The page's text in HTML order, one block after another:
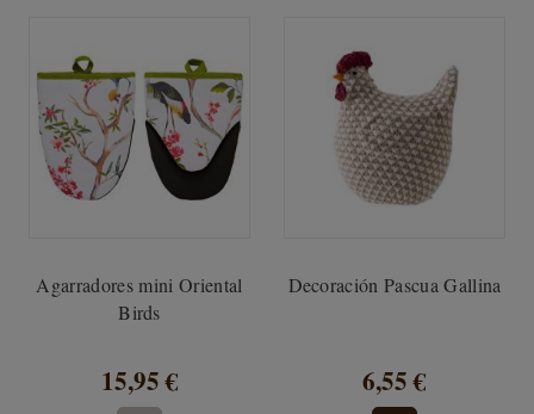
Agarradores mini Oriental
Birds
15,95 €
Decoración Pascua Gallina
6,55 €